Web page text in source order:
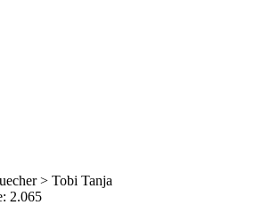
> Tobi Tanja
2.065